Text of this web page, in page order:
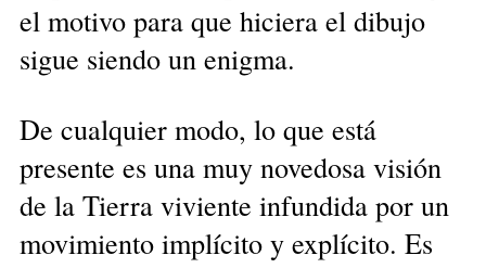
el motivo para que hiciera el dibujo
sigue siendo un enigma.
De cualquier modo, lo que está
presente es una muy novedosa visión
de la Tierra viviente infundida por un
movimiento implícito y explícito. Es